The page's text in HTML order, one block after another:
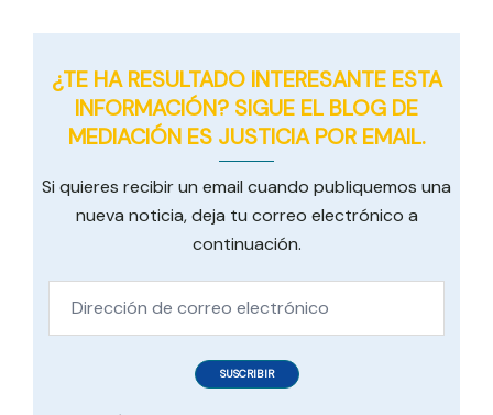
¿TE HA RESULTADO INTERESANTE ESTA
INFORMACIÓN? SIGUE EL BLOG DE
MEDIACIÓN ES JUSTICIA POR EMAIL.
Si quieres recibir un email cuando publiquemos una
nueva noticia, deja tu correo electrónico a
continuación.
SUSCRIBIR